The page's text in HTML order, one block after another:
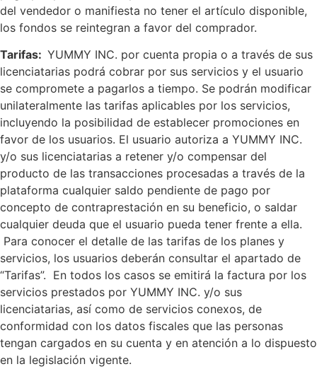
del vendedor o manifiesta no tener el artículo disponible,
los fondos se reintegran a favor del comprador.
Tarifas: YUMMY INC. por cuenta propia o a través de sus
licenciatarias podrá cobrar por sus servicios y el usuario
se compromete a pagarlos a tiempo. Se podrán modificar
unilateralmente las tarifas aplicables por los servicios,
incluyendo la posibilidad de establecer promociones en
favor de los usuarios. El usuario autoriza a YUMMY INC.
y/o sus licenciatarias a retener y/o compensar del
producto de las transacciones procesadas a través de la
plataforma cualquier saldo pendiente de pago por
concepto de contraprestación en su beneficio, o saldar
cualquier deuda que el usuario pueda tener frente a ella.
Para conocer el detalle de las tarifas de los planes y
servicios, los usuarios deberán consultar el apartado de
“Tarifas”. En todos los casos se emitirá la factura por los
servicios prestados por YUMMY INC. y/o sus
licenciatarias, así como de servicios conexos, de
conformidad con los datos fiscales que las personas
tengan cargados en su cuenta y en atención a lo dispuesto
en la legislación vigente.